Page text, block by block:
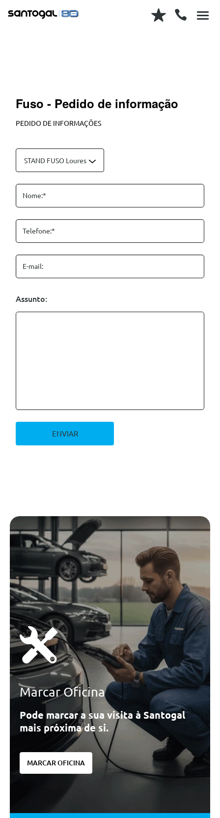
Fuso - Pedido de informação
PEDIDO DE INFORMAÇÕES
STAND FUSO Loures
Nome:*
Telefone:*
E-mail:
Assunto:
ENVIAR
Marcar Oficina
Pode marcar a sua visita à Santogal
mais próxima de si.
MARCAR OFICINA